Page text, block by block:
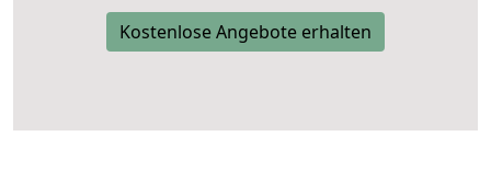
Kostenlose Angebote erhalten